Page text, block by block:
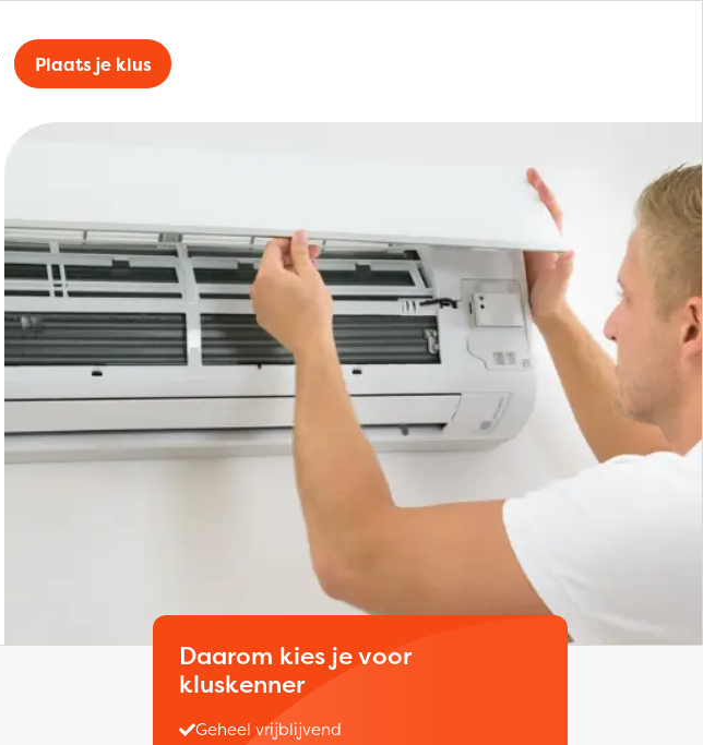
Plaats je klus
Daarom kies je voor
kluskenner
Geheel vrijblijvend